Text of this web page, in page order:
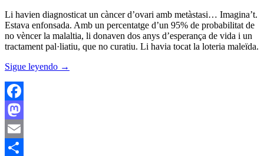
Li havien diagnosticat un càncer d’ovari amb metàstasi… Imagina’t.
Estava enfonsada. Amb un percentatge d’un 95% de probabilitat de
no vèncer la malaltia, li donaven dos anys d’esperança de vida i un
tractament pal·liatiu, que no curatiu. Li havia tocat la loteria maleïda.
Sigue leyendo →
Facebook
Mastodon
Email